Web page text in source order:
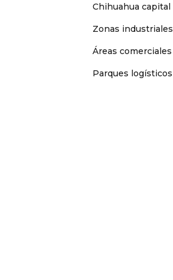
Chihuahua capital
Zonas industriales
Áreas comerciales
Parques logísticos